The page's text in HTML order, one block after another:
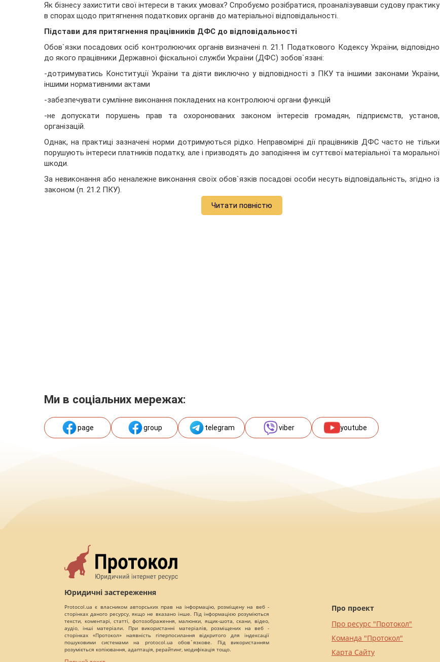
Як бізнесу захистити свої інтереси в таких умовах? Спробуємо розібратися, проаналізувавши судову практику
в спорах щодо притягнення податкових органів до матеріальної відповідальності.
Підстави для притягнення працівників ДФС до відповідальності
Обов`язки посадових осіб контролюючих органів визначені п. 21.1 Податкового Кодексу України, відповідно
до якого працівники Державної фіскальної служби України (ДФС) зобов`язані:
-дотримуватись Конституції України та діяти виключно у відповідності з ПКУ та іншими законами України,
іншими нормативними актами
-забезпечувати сумлінне виконання покладених на контролюючі органи функцій
-не допускати порушень прав та охоронюваних законом інтересів громадян, підприємств, установ,
організацій.
Однак, на практиці зазначені норми дотримуються рідко. Неправомірні дії працівників ДФС часто не тільки
порушують інтереси платників податку, але і призводять до заподіяння їм суттєвої матеріальної та моральної
шкоди.
За невиконання або неналежне виконання своїх обов`язків посадові особи несуть відповідальність, згідно із
законом (п. 21.2 ПКУ).
Читати повністю
Ми в соціальних мережах:
page group telegram viber youtube
Юридичні застереження
Protocol.ua є власником авторських прав на інформацію, розміщену на веб -
сторінках даного ресурсу, якщо не вказано інше. Під інформацією розуміються
тексти, коментарі, статті, фотозображення, малюнки, ящик-шота, скани, відео,
аудіо, інші матеріали. При використанні матеріалів, розміщених на веб -
сторінках «Протокол» наявність гіперпосилання відкритого для індексації
пошуковими системами на protocol.ua обов`язкове. Під використанням
розуміється копіювання, адаптація, рерайтинг, модифікація тощо.
Про проект
Про ресурс "Протокол"
Команда "Протокол"
Карта Сайту